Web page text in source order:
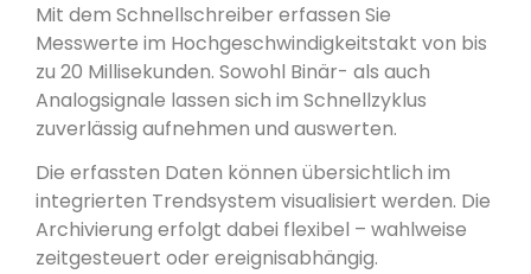
Mit dem Schnellschreiber erfassen Sie
Messwerte im Hochgeschwindigkeitstakt von bis
zu 20 Millisekunden. Sowohl Binär- als auch
Analogsignale lassen sich im Schnellzyklus
zuverlässig aufnehmen und auswerten.
Die erfassten Daten können übersichtlich im
integrierten Trendsystem visualisiert werden. Die
Archivierung erfolgt dabei flexibel – wahlweise
zeitgesteuert oder ereignisabhängig.